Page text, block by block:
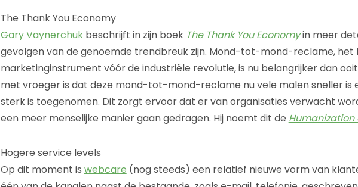
The Thank You Economy
Gary Vaynerchukbeschrijft in zijn boek The Thank You Economyin meer
gevolgen van de genoemde trendbreuk zijn. Mond-tot-mond-reclame, het
marketinginstrument vóór de industriële revolutie, is nu belangrijker dan
met vroeger is dat deze mond-tot-mond-reclame nu vele malen sneller is
sterk is toegenomen. Dit zorgt ervoor dat er van organisaties verwacht
een meer menselijke manier gaan gedragen. Hij noemt dit de Humanization
Hogere service levels
Op dit moment is webcare (nog steeds) een relatief nieuwe vorm van